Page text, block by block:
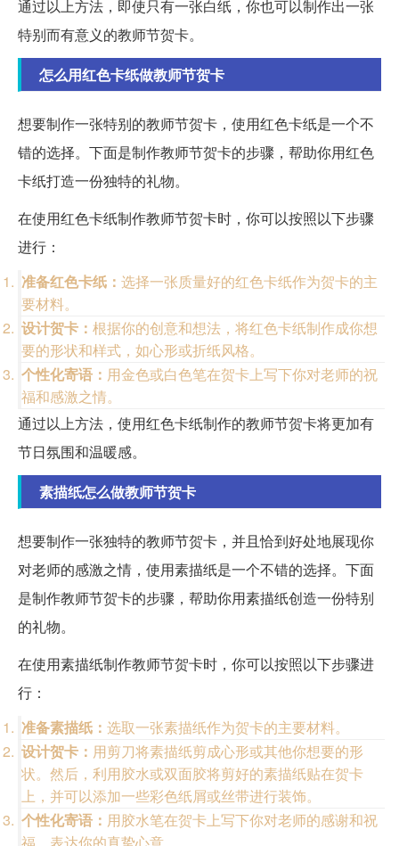
通过以上方法，即使只有一张白纸，你也可以制作出一张
特别而有意义的教师节贺卡。
怎么用红色卡纸做教师节贺卡
想要制作一张特别的教师节贺卡，使用红色卡纸是一个不
错的选择。下面是制作教师节贺卡的步骤，帮助你用红色
卡纸打造一份独特的礼物。
在使用红色卡纸制作教师节贺卡时，你可以按照以下步骤
进行：
准备红色卡纸： 选择一张质量好的红色卡纸作为贺卡的主
要材料。
设计贺卡： 根据你的创意和想法，将红色卡纸制作成你想
要的形状和样式，如心形或折纸风格。
个性化寄语： 用金色或白色笔在贺卡上写下你对老师的祝
福和感激之情。
通过以上方法，使用红色卡纸制作的教师节贺卡将更加有
节日氛围和温暖感。
素描纸怎么做教师节贺卡
想要制作一张独特的教师节贺卡，并且恰到好处地展现你
对老师的感激之情，使用素描纸是一个不错的选择。下面
是制作教师节贺卡的步骤，帮助你用素描纸创造一份特别
的礼物。
在使用素描纸制作教师节贺卡时，你可以按照以下步骤进
行：
准备素描纸： 选取一张素描纸作为贺卡的主要材料。
设计贺卡： 用剪刀将素描纸剪成心形或其他你想要的形
状。然后，利用胶水或双面胶将剪好的素描纸贴在贺卡
上，并可以添加一些彩色纸屑或丝带进行装饰。
个性化寄语： 用胶水笔在贺卡上写下你对老师的感谢和祝
福，表达你的真挚心意。